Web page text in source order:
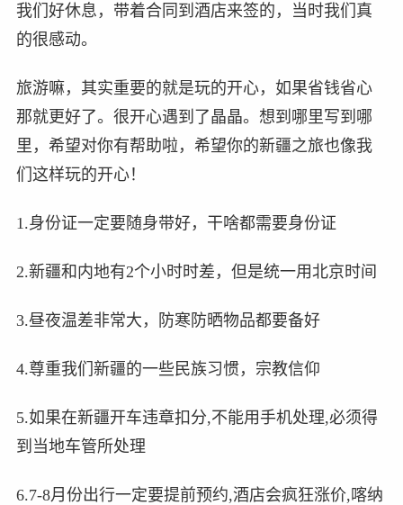
我们好休息，带着合同到酒店来签的，当时我们真
的很感动。
旅游嘛，其实重要的就是玩的开心，如果省钱省心
那就更好了。很开心遇到了晶晶。想到哪里写到哪
里，希望对你有帮助啦，希望你的新疆之旅也像我
们这样玩的开心！
1.身份证一定要随身带好，干啥都需要身份证
2.新疆和内地有2个小时时差，但是统一用北京时间
3.昼夜温差非常大，防寒防晒物品都要备好
4.尊重我们新疆的一些民族习惯，宗教信仰
5.如果在新疆开车违章扣分,不能用手机处理,必须得
到当地车管所处理
6.7-8月份出行一定要提前预约,酒店会疯狂涨价,喀纳